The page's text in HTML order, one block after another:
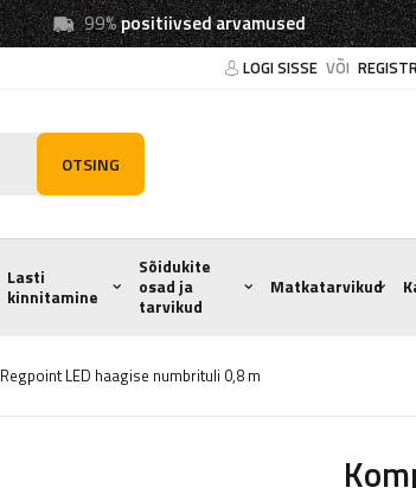
99%positiivsed arvamused
LOGI SISSE VÕI
OTSING
Lasti
kinnitamine
Sõidukite
osad ja
tarvikud
Matkatarvikud
LED haagise numbrituli 0,8 m